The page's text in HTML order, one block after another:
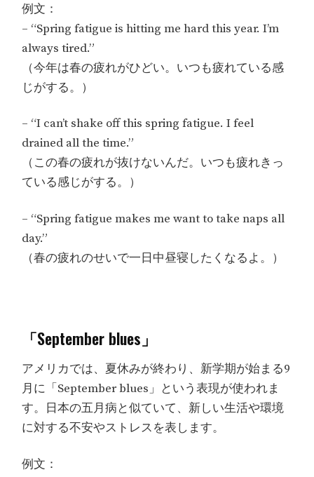
例文：
– “Spring fatigue is hitting me hard this year. I’m
always tired.”
（今年は春の疲れがひどい。いつも疲れている感
じがする。）
– “I can’t shake off this spring fatigue. I feel
drained all the time.”
（この春の疲れが抜けないんだ。いつも疲れきっ
ている感じがする。）
– “Spring fatigue makes me want to take naps all
day.”
（春の疲れのせいで一日中昼寝したくなるよ。）
「September blues」
アメリカでは、夏休みが終わり、新学期が始まる9
月に「September blues」という表現が使われま
す。日本の五月病と似ていて、新しい生活や環境
に対する不安やストレスを表します。
例文：